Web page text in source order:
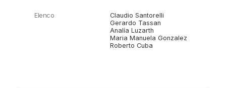
Elenco
Claudio Santorelli
Gerardo Tassan
Analía Luzarth
Maria Manuela Gonzalez
Roberto Cuba